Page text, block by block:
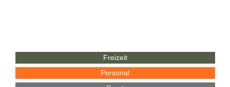
Freizeit
Personal